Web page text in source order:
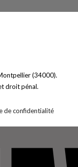
(34000).
droit pénal.
de confidentialité